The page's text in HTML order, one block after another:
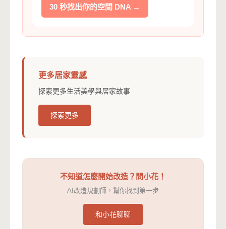
30 秒找出你的空間 DNA →
更多居家靈感
探索更多生活美學與居家故事
探索更多
不知道怎麼開始改造？問小花！
AI改造規劃師，幫你找到第一步
和小花聊聊